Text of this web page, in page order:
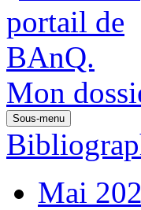
Mon
Sous-menu
Mai